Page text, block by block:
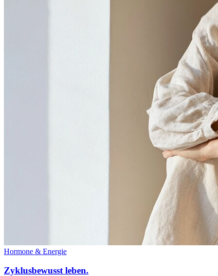
Hormone & Energie
Zyklusbewusst leben.